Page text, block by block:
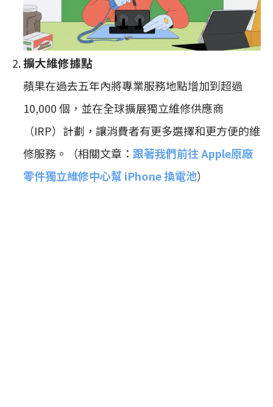
擴大維修據點
蘋果在過去五年內將專業服務地點增加到超過
10,000 個，並在全球擴展獨立維修供應商
（IRP）計劃，讓消費者有更多選擇和更方便的維
修服務。（相關文章： 跟著我們前往 Apple原廠
零件獨立維修中心幫 iPhone 換電池）